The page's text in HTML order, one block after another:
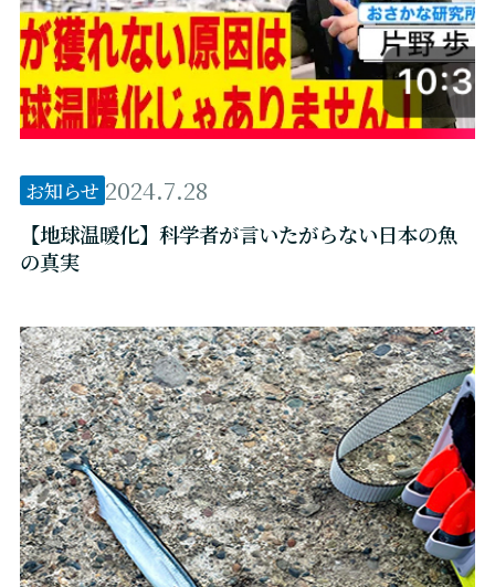
お知らせ 2024.7.28
【地球温暖化】科学者が言いたがらない日本の魚
の真実